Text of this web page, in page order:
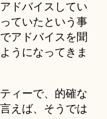
ドバイスしてい
ていたという事
アドバイスを聞
うになってきま
ィーで、的確な
えば、そうでは